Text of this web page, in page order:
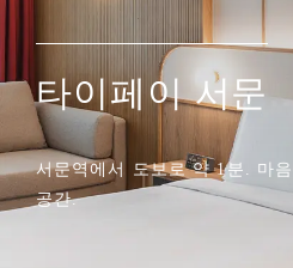
타이페이 서문
서문역에서 도보로 약 1분. 마
공간.